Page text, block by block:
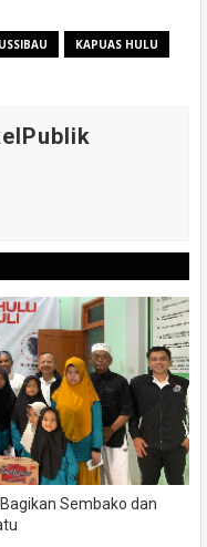
KAPUAS HULU
Sembako dan